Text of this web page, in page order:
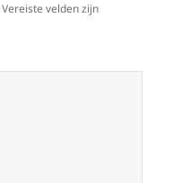
Vereiste velden zijn